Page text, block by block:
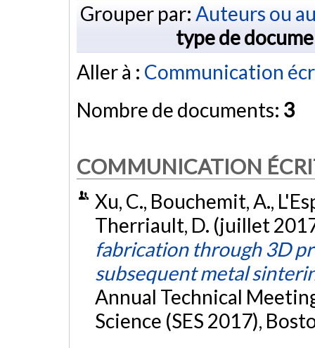
Grouper par: Auteurs ou
type de
Aller à : Communication
Nombre de documents: 3
COMMUNICATION
Xu, C., Bouchemit, A.,
Therriault, D. (juillet
fabrication through 3D
subsequent metal
Annual Technical
Science (SES 2017),